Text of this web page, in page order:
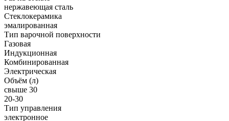
нержавеющая сталь
Стеклокерамика
эмалированная
Тип варочной поверхности
Газовая
Индукционная
Комбинированная
Электрическая
Объём (л)
свыше 30
20-30
Тип управления
электронное